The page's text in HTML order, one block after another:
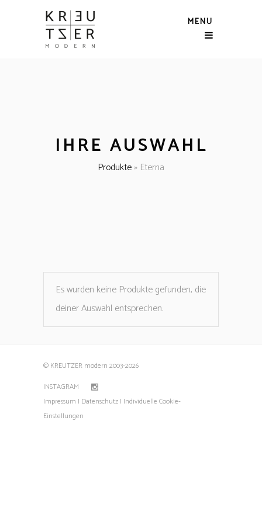
MENU
IHRE AUSWAHL
Produkte» Eterna
Es wurden keine Produkte gefunden, die
deiner Auswahl entsprechen.
© KREUTZER modern 2003-2026
INSTAGRAM
Impressum | Datenschutz | Individuelle Cookie-
Einstellungen